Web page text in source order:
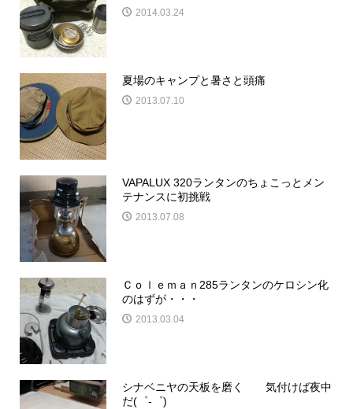
2014.03.24
夏場のキャンプと暑さと頭痛
2013.07.10
VAPALUX 320ランタンのちょこっとメン
テナンスに初挑戦
2013.07.08
Ｃｏｌｅｍａｎ285ランタンのケロシン化
のはずが・・・
2013.03.04
シナベニヤの天板を磨く 気付けば夜中
だ(゜-゜)